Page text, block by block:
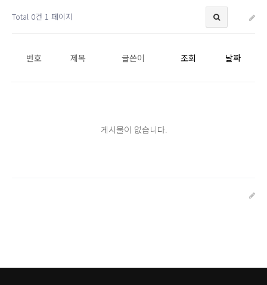
Total 0건 1 페이지
번호 제목 글쓴이 조회 날짜
게시물이 없습니다.